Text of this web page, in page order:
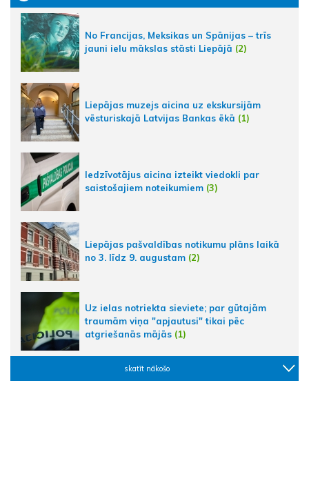
No Francijas, Meksikas un Spānijas – trīs
jauni ielu mākslas stāsti Liepājā (2)
Liepājas muzejs aicina uz ekskursijām
vēsturiskajā Latvijas Bankas ēkā (1)
Iedzīvotājus aicina izteikt viedokli par
saistošajiem noteikumiem (3)
Liepājas pašvaldības notikumu plāns laikā
no 3. līdz 9. augustam (2)
Uz ielas notriekta sieviete; par gūtajām
traumām viņa "apjautusi" tikai pēc
atgriešanās mājās (1)
skatīt nākošo